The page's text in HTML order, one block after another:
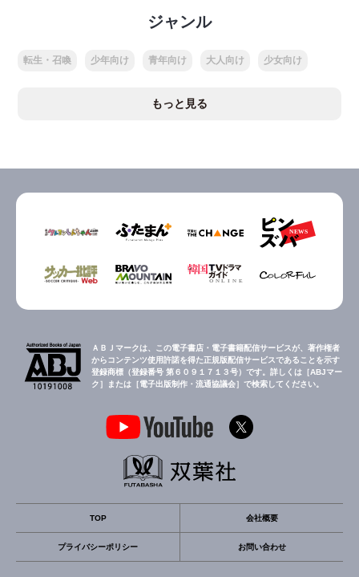
ジャンル
転生・召喚 少年向け 青年向け 大人向け 少女向け
もっと見る
ＡＢＪマークは、この電子書店・電子書籍配信サービスが、著作権者
からコンテンツ使用許諾を得た正規版配信サービスであることを示す
登録商標（登録番号 第６０９１７１３号）です。詳しくは［ABJマー
ク］または［電子出版制作・流通協議会］で検索してください。
TOP 会社概要
プライバシーポリシー お問い合わせ